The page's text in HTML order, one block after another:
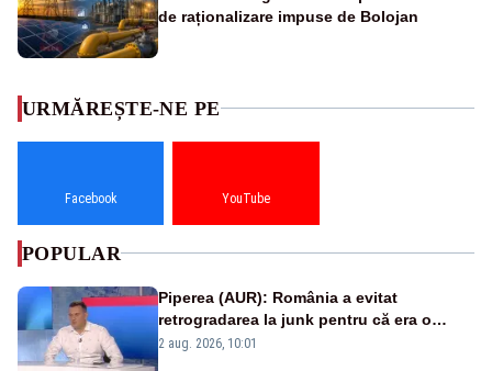
de raționalizare impuse de Bolojan
URMĂREȘTE-NE PE
Facebook YouTube
POPULAR
Piperea (AUR): România a evitat
retrogradarea la junk pentru că era o
catastrofă pentru bănci și fondurile de
2 aug. 2026, 10:01